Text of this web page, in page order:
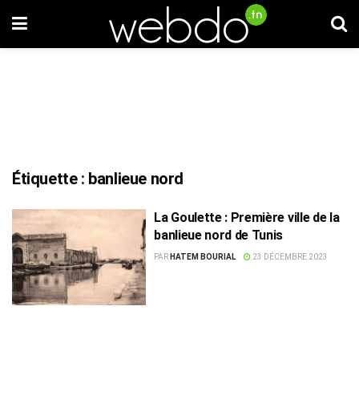
Étiquette : banlieue nord
La Goulette : Première ville de la
banlieue nord de Tunis
PAR HATEM BOURIAL 23 DÉCEMBRE 2023